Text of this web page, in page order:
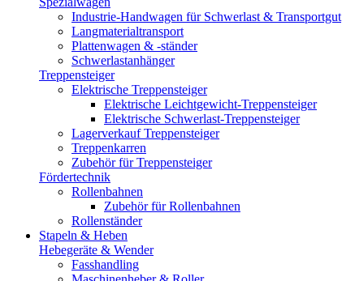
Industrie-Handwagen für Schwerlast & Transportgut
Langmaterialtransport
Plattenwagen & -ständer
Schwerlastanhänger
Treppensteiger
Elektrische Treppensteiger
Elektrische Leichtgewicht-Treppensteiger
Elektrische Schwerlast-Treppensteiger
Lagerverkauf Treppensteiger
Treppenkarren
Zubehör für Treppensteiger
Fördertechnik
Rollenbahnen
Zubehör für Rollenbahnen
Rollenständer
Stapeln & Heben
Hebegeräte & Wender
Fasshandling